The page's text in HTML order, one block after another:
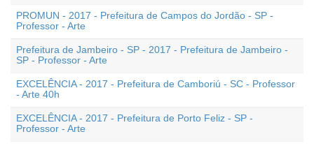
PROMUN - 2017 - Prefeitura de Campos do Jordão - SP -
Professor - Arte
Prefeitura de Jambeiro - SP - 2017 - Prefeitura de Jambeiro -
SP - Professor - Arte
EXCELÊNCIA - 2017 - Prefeitura de Camboriú - SC - Professor
- Arte 40h
EXCELÊNCIA - 2017 - Prefeitura de Porto Feliz - SP -
Professor - Arte